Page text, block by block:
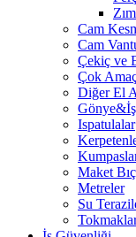
Cam
Cam
Çekiç ve
Çok
Diğer El
Ispatulalar
Maket
Metreler
Su